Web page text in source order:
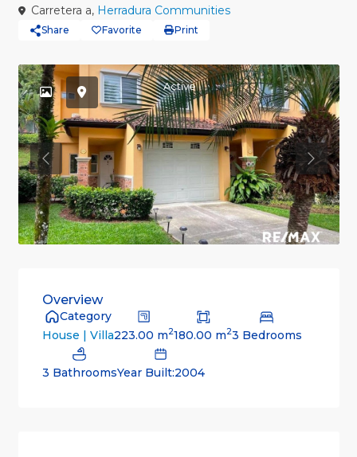
Carretera a, Herradura Communities
Share Favorite Print
Active
Previous
Overview
Category
House | Villa223.00 m2180.00 m23 Bedrooms
3 BathroomsYear Built:2004